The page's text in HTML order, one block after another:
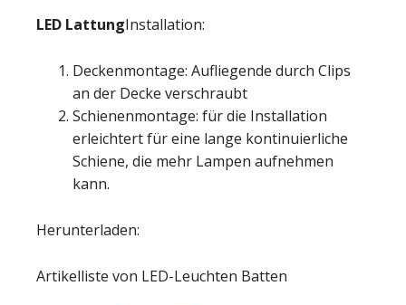
LED LattungInstallation:
Deckenmontage: Aufliegende durch Clips
an der Decke verschraubt
Schienenmontage: für die Installation
erleichtert für eine lange kontinuierliche
Schiene, die mehr Lampen aufnehmen
kann.
Herunterladen:
Artikelliste von LED-Leuchten Batten